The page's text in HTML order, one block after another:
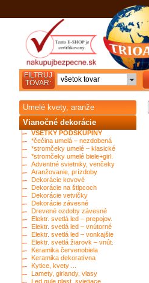
FILTRUJ
TOVAR:
všetok tovar
Umelé kvety, aranže
Vianočné dekorácie
VŠETKY PODSKUPINY
*čečina umelá – nezdobená
*stromčeky umelé – klasické
*stromčeky umelé biele+girl.
Adventné svietniky, venčeky
Aranžovanie, prízdoby
Dekorácie kovové
Dekorácie na štipcoch
Dekorácie vetvičky
Dekorácie závesné
Drevené ozdoby závesné
Elektr. svetlá led – prepojov.
Elektr. svetlá led – vnútorné
Elektr. svetlá led – vonkajšie
Elektr. svetlá žiarovk – vnút.
Keramika červenobiela
Keramika dekoratívna
Kytice, kvety ...
Lamety, girlandy, vlasy
Led gule plast. svietiace